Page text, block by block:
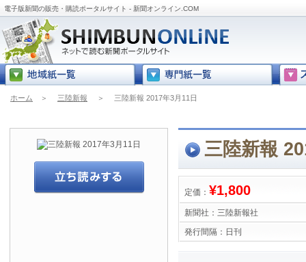
電子版新聞の販売・購読ポータルサイト - 新聞オンライン.COM
ホーム ＞ 三陸新報 ＞ 三陸新報 2017年3月11日
三陸新報
定価： ¥1,800
新聞社： 三陸新報社
発行間隔： 日刊